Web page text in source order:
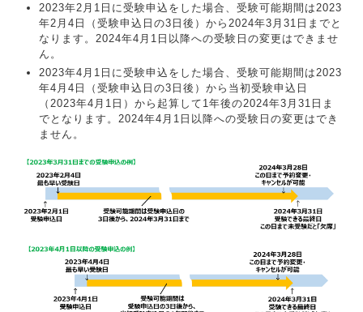
2023年2月1日に受験申込をした場合、受験可能期間は2023
年2月4日（受験申込日の3日後）から2024年3月31日までと
なります。2024年4月1日以降への受験日の変更はできませ
ん。
2023年4月1日に受験申込をした場合、受験可能期間は2023
年4月4日（受験申込日の3日後）から当初受験申込日
（2023年4月1日）から起算して1年後の2024年3月31日ま
でとなります。2024年4月1日以降への受験日の変更はでき
ません。